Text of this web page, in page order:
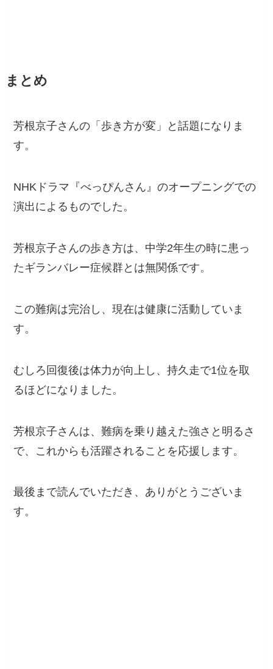
まとめ
芳根京子さんの「歩き方が変」と話題になりま
す。
NHKドラマ『べっぴんさん』のオープニングでの
演出によるものでした。
芳根京子さんの歩き方は、中学2年生の時に患っ
たギランバレー症候群とは無関係です。
この難病は完治し、現在は健康に活動していま
す。
むしろ回復後は体力が向上し、持久走で1位を取
るほどになりました。
芳根京子さんは、難病を乗り越えた強さと明るさ
で、これからも活躍されることを応援します。
最後まで読んでいただき、ありがとうございま
す。